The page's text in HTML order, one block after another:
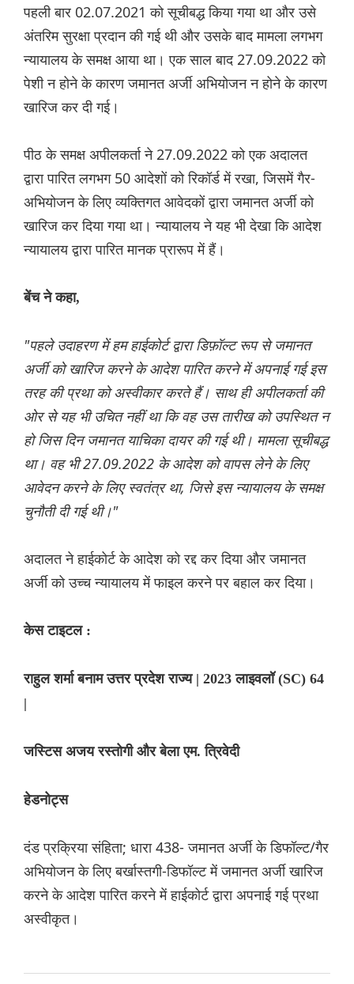
पहली बार 02.07.2021 को सूचीबद्ध किया गया था और उसे
अंतरिम सुरक्षा प्रदान की गई थी और उसके बाद मामला लगभग
न्यायालय के समक्ष आया था। एक साल बाद 27.09.2022 को
पेशी न होने के कारण जमानत अर्जी अभियोजन न होने के कारण
खारिज कर दी गई।
पीठ के समक्ष अपीलकर्ता ने 27.09.2022 को एक अदालत
द्वारा पारित लगभग 50 आदेशों को रिकॉर्ड में रखा, जिसमें गैर-
अभियोजन के लिए व्यक्तिगत आवेदकों द्वारा जमानत अर्जी को
खारिज कर दिया गया था। न्यायालय ने यह भी देखा कि आदेश
न्यायालय द्वारा पारित मानक प्रारूप में हैं।
बेंच ने कहा,
"पहले उदाहरण में हम हाईकोर्ट द्वारा डिफ़ॉल्ट रूप से जमानत
अर्जी को खारिज करने के आदेश पारित करने में अपनाई गई इस
तरह की प्रथा को अस्वीकार करते हैं। साथ ही अपीलकर्ता की
ओर से यह भी उचित नहीं था कि वह उस तारीख को उपस्थित न
हो जिस दिन जमानत याचिका दायर की गई थी। मामला सूचीबद्ध
था। वह भी 27.09.2022 के आदेश को वापस लेने के लिए
आवेदन करने के लिए स्वतंत्र था, जिसे इस न्यायालय के समक्ष
चुनौती दी गई थी।"
अदालत ने हाईकोर्ट के आदेश को रद्द कर दिया और जमानत
अर्जी को उच्च न्यायालय में फाइल करने पर बहाल कर दिया।
केस टाइटल :
राहुल शर्मा बनाम उत्तर प्रदेश राज्य | 2023 लाइवलॉ (SC) 64
|
जस्टिस अजय रस्तोगी और बेला एम. त्रिवेदी
हेडनोट्स
दंड प्रक्रिया संहिता; धारा 438- जमानत अर्जी के डिफॉल्ट/गैर
अभियोजन के लिए बर्खास्तगी-डिफॉल्ट में जमानत अर्जी खारिज
करने के आदेश पारित करने में हाईकोर्ट द्वारा अपनाई गई प्रथा
अस्वीकृत।